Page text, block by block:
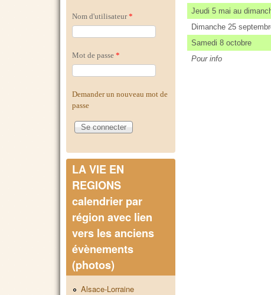
Jeudi 5 mai au
Dimanche 25
Samedi 8 octobre
Pour info
Nom d'utilisateur*
Mot de passe *
Demander un nouveau mot de
passe
LA VIE EN
REGIONS
calendrier par
région avec lien
vers les anciens
évènements
(photos)
Alsace-Lorraine